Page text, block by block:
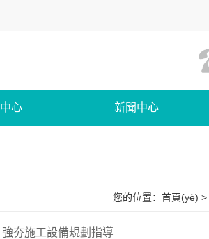
心 新聞中心
您的位置： 首頁(yè) >
強夯施工設備規劃指導